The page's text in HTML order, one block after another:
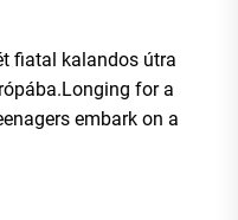
fiatal kalandos útra
for a
embark on a